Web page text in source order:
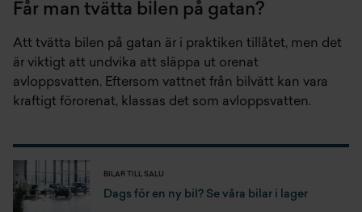
Får man tvätta bilen på gatan?
Att tvätta bilen på gatan är i praktiken tillåtet, men det
är viktigt att undvika att släppa ut orenat
avloppsvatten. Eftersom vattnet från bilvätt kan vara
kraftigt förorenat, klassas det som avloppsvatten.
BILAR TILL SALU
Dags för en ny bil? Se våra bilar i lager